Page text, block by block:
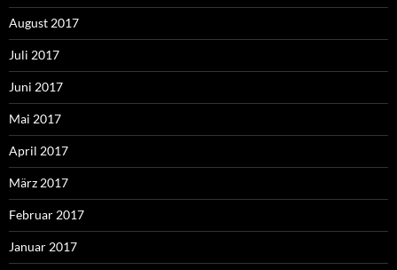
August 2017
Juli 2017
Juni 2017
Mai 2017
April 2017
März 2017
Februar 2017
Januar 2017